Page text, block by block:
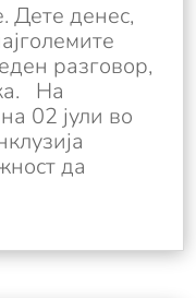
Дете денес,
разговор,
На
02 јули во
да